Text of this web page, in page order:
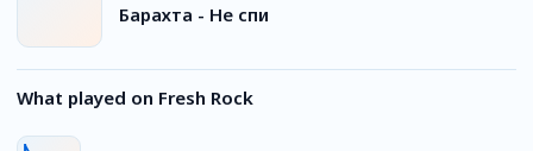
Барахта - Не спи
What played on Fresh Rock